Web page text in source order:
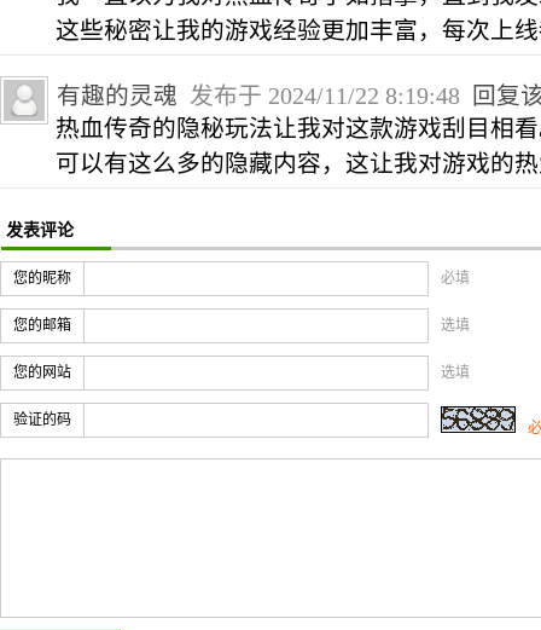
这些秘密让我的游戏经验更加丰富，每次上
有趣的灵魂 发布于 2024/11/22 8:19:48 回复
热血传奇的隐秘玩法让我对这款游戏刮目相
可以有这么多的隐藏内容，这让我对游戏的
发表评论
您的昵称 必填
您的邮箱 选填
您的网站 选填
验证的码